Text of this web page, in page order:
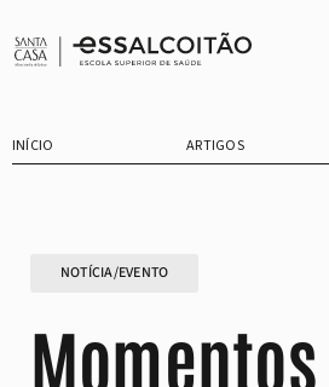
para
INÍCIO ARTIGOS
NOTÍCIA/EVENTO